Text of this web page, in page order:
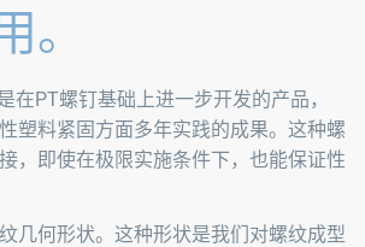
。
在PT螺钉基础上进一步开发的产品，
塑料紧固方面多年实践的成果。这种螺
，即使在极限实施条件下，也能保证性
几何形状。这种形状是我们对螺纹成型